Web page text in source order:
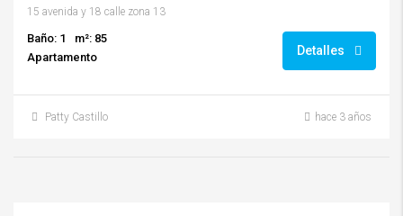
15 avenida y 18 calle zona 13
Baño: 1
m²: 85
Apartamento
Detalles
Patty Castillo hace 3 años